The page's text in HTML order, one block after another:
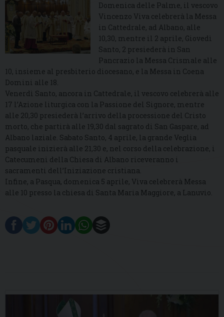
Domenica delle Palme, il vescovo
Vincenzo Viva celebrerà la Messa
in Cattedrale, ad Albano, alle
10,30, mentre il 2 aprile, Giovedì
Santo, 2 presiederà in San
Pancrazio la Messa Crismale alle
10, insieme al presbiterio diocesano, e la Messa in Coena
Domini alle 18.
Venerdì Santo, ancora in Cattedrale, il vescovo celebrerà alle
17 l’Azione liturgica con la Passione del Signore, mentre
alle 20,30 presiederà l’arrivo della processione del Cristo
morto, che partirà alle 19,30 dal sagrato di San Gaspare, ad
Albano laziale. Sabato Santo, 4 aprile, la grande Veglia
pasquale inizierà alle 21,30 e, nel corso della celebrazione, i
Catecumeni della Chiesa di Albano riceveranno i
sacramenti dell’Iniziazione cristiana.
Infine, a Pasqua, domenica 5 aprile, Viva celebrerà Messa
alle 10 presso la chiesa di Santa Maria Maggiore, a Lanuvio.